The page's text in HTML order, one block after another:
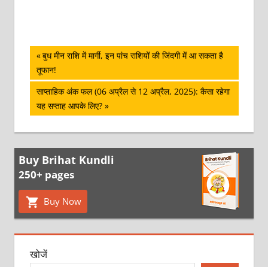
पोस्ट
नेविगेशन
Previous
Post:
बुध मीन राशि में मार्गी, इन पांच राशियों की जिंदगी में आ सकता है
तूफान!
Next
Post:
साप्ताहिक अंक फल (06 अप्रैल से 12 अप्रैल, 2025): कैसा रहेगा
यह सप्ताह आपके लिए?
Buy Brihat Kundli
250+ pages
Buy Now
खोजें